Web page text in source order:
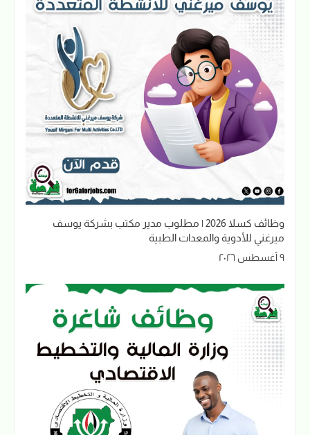
وظائف كسلا 2026 | مطلوب مدير مكتب بشركة يوسف
ميرغني للأدوية والمعدات الطبية
٩ أغسطس ٢٠٢٦